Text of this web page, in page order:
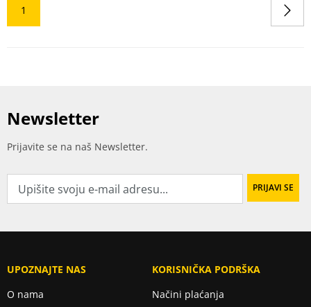
1
Newsletter
Prijavite se na naš Newsletter.
UPOZNAJTE NAS
O nama
KORISNIČKA PODRŠKA
Načini plaćanja